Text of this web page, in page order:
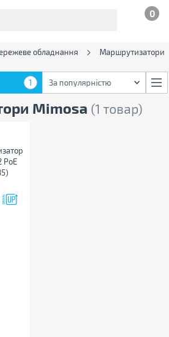
0
обладнання Маршрутизатори
Mimosa (1 товар)
1 За популярністю
PoE
1 За популярністю